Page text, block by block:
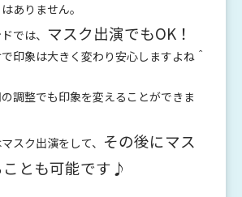
ありません。
では、 マスク出演でもOK！
印象は大きく変わり安心しますよね＾
調整でも印象を変えることができま
スク出演をして、 その後にマス
とも可能です♪